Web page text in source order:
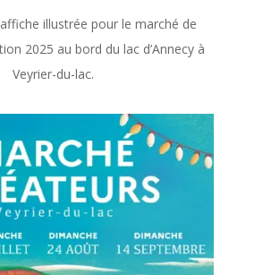
illustrée pour le marché de
2025 au bord du lac d’Annecy à
Veyrier-du-lac.